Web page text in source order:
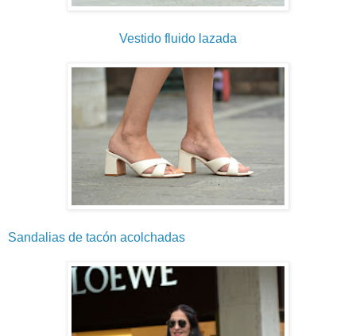
Vestido fluido lazada
Sandalias de tacón acolchadas